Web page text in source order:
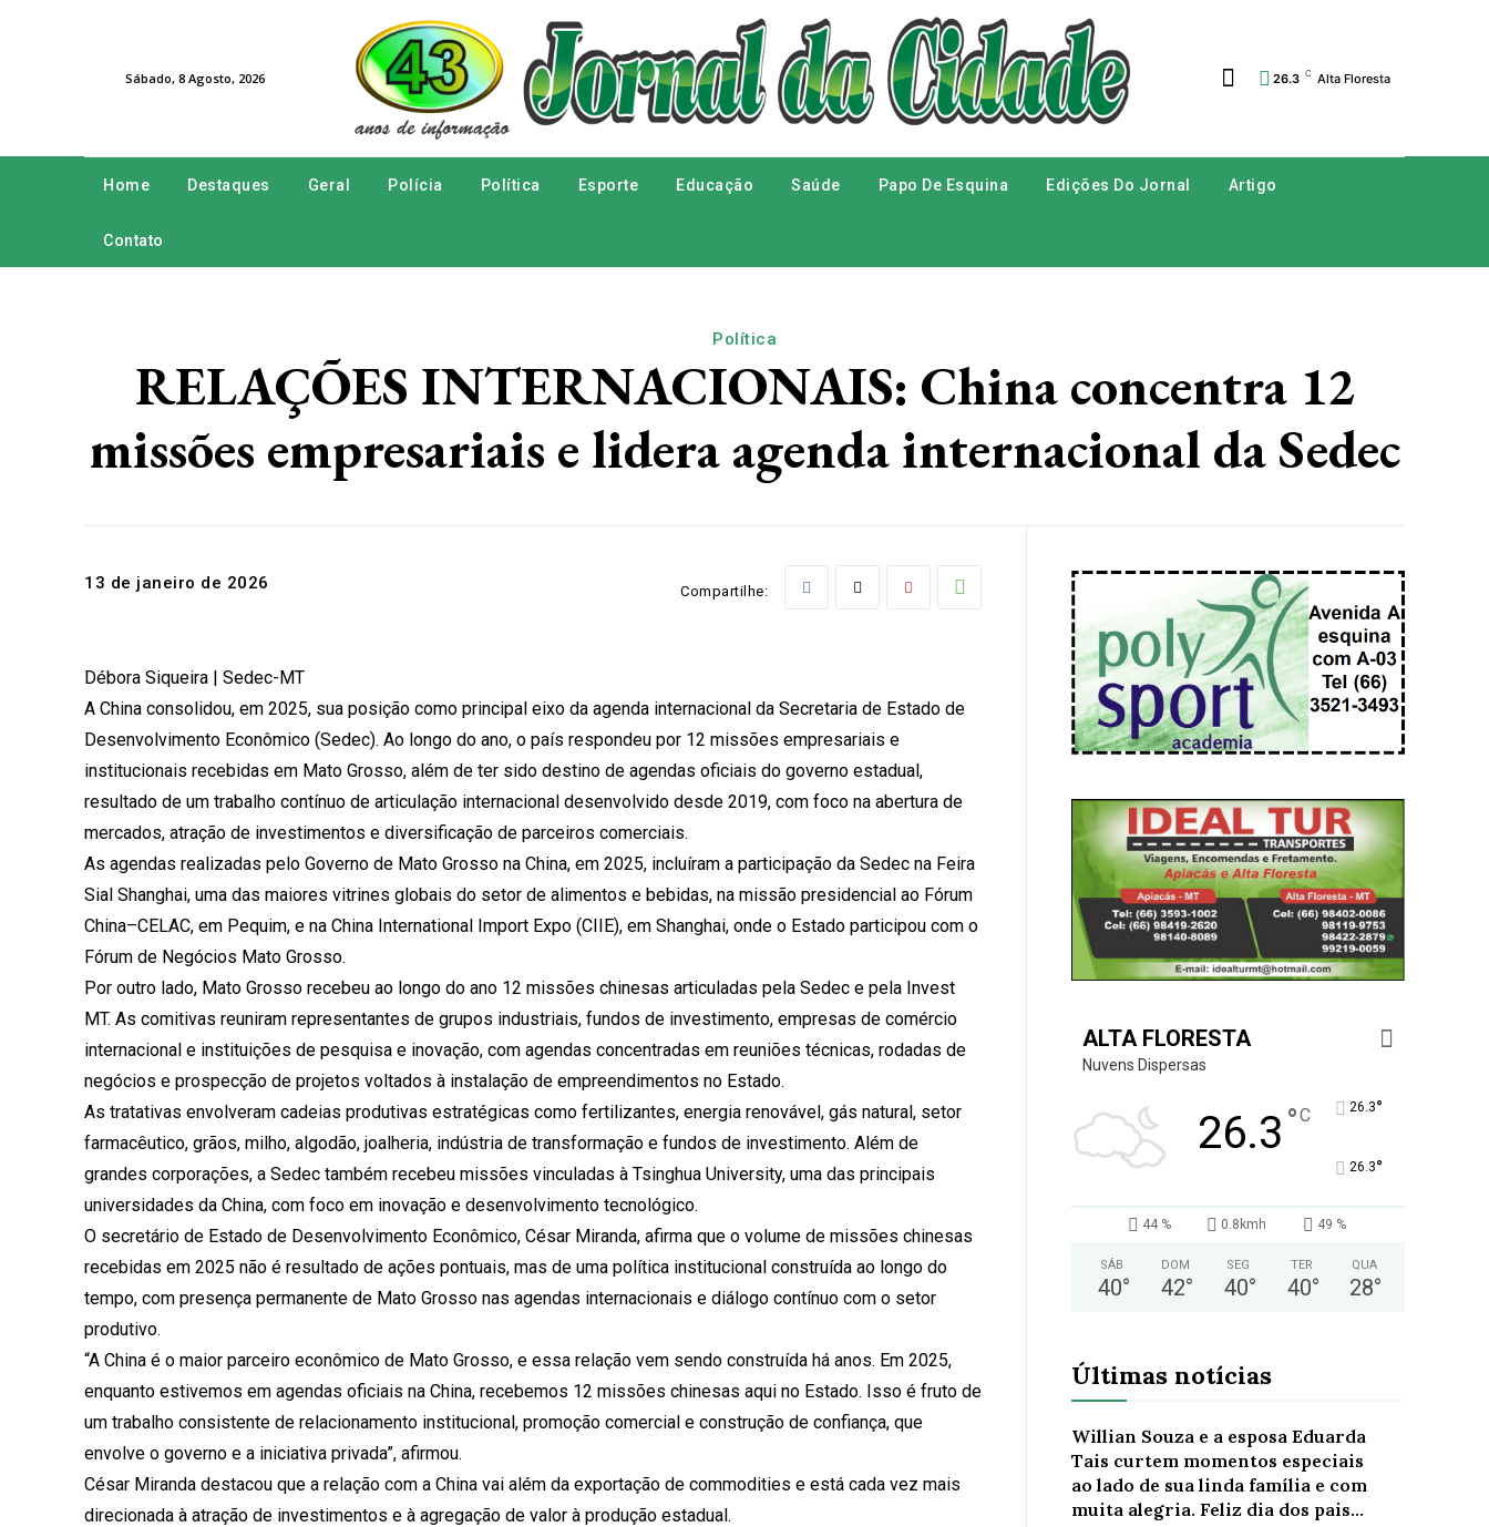
Sábado, 8 Agosto, 2026 26.3 C Alta Floresta
Home Destaques Geral Polícia Política Esporte Educação Saúde Papo De Esquina Edições Do Jornal Artigo
Contato
Política
RELAÇÕES INTERNACIONAIS: China concentra 12
missões empresariais e lidera agenda internacional da Sedec
13 de janeiro de 2026 Compartilhe:
Débora Siqueira | Sedec-MT
A China consolidou, em 2025, sua posição como principal eixo da agenda internacional da Secretaria de Estado de
Desenvolvimento Econômico (Sedec). Ao longo do ano, o país respondeu por 12 missões empresariais e
institucionais recebidas em Mato Grosso, além de ter sido destino de agendas oficiais do governo estadual,
resultado de um trabalho contínuo de articulação internacional desenvolvido desde 2019, com foco na abertura de
mercados, atração de investimentos e diversificação de parceiros comerciais.
As agendas realizadas pelo Governo de Mato Grosso na China, em 2025, incluíram a participação da Sedec na Feira
Sial Shanghai, uma das maiores vitrines globais do setor de alimentos e bebidas, na missão presidencial ao Fórum
China–CELAC, em Pequim, e na China International Import Expo (CIIE), em Shanghai, onde o Estado participou com o
Fórum de Negócios Mato Grosso.
Por outro lado, Mato Grosso recebeu ao longo do ano 12 missões chinesas articuladas pela Sedec e pela Invest
MT. As comitivas reuniram representantes de grupos industriais, fundos de investimento, empresas de comércio
internacional e instituições de pesquisa e inovação, com agendas concentradas em reuniões técnicas, rodadas de
negócios e prospecção de projetos voltados à instalação de empreendimentos no Estado.
As tratativas envolveram cadeias produtivas estratégicas como fertilizantes, energia renovável, gás natural, setor
farmacêutico, grãos, milho, algodão, joalheria, indústria de transformação e fundos de investimento. Além de
grandes corporações, a Sedec também recebeu missões vinculadas à Tsinghua University, uma das principais
universidades da China, com foco em inovação e desenvolvimento tecnológico.
O secretário de Estado de Desenvolvimento Econômico, César Miranda, afirma que o volume de missões chinesas
recebidas em 2025 não é resultado de ações pontuais, mas de uma política institucional construída ao longo do
tempo, com presença permanente de Mato Grosso nas agendas internacionais e diálogo contínuo com o setor
produtivo.
“A China é o maior parceiro econômico de Mato Grosso, e essa relação vem sendo construída há anos. Em 2025,
enquanto estivemos em agendas oficiais na China, recebemos 12 missões chinesas aqui no Estado. Isso é fruto de
um trabalho consistente de relacionamento institucional, promoção comercial e construção de confiança, que
envolve o governo e a iniciativa privada”, afirmou.
César Miranda destacou que a relação com a China vai além da exportação de commodities e está cada vez mais
direcionada à atração de investimentos e à agregação de valor à produção estadual.
ALTA FLORESTA
Nuvens Dispersas
26.3 °C 26.3°
26.3°
44 % 0.8kmh 49 %
SÁB
40°
DOM
42°
SEG
40°
TER
40°
QUA
28°
Últimas notícias
Willian Souza e a esposa Eduarda
Tais curtem momentos especiais
ao lado de sua linda família e com
muita alegria. Feliz dia dos pais...